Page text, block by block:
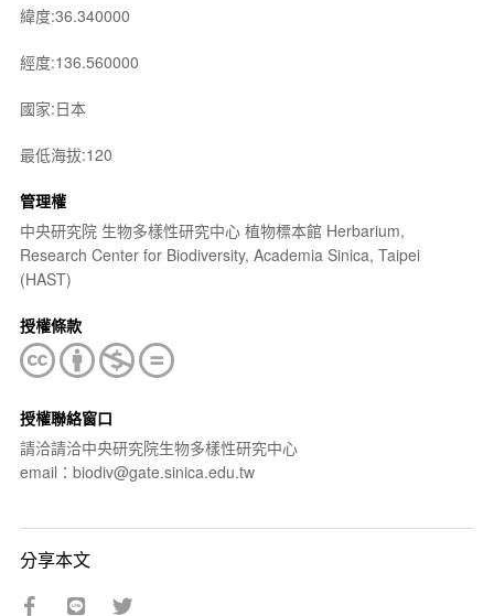
緯度:36.340000
經度:136.560000
國家:日本
最低海拔:120
管理權
中央研究院 生物多樣性研究中心 植物標本館 Herbarium,
Research Center for Biodiversity, Academia Sinica, Taipei
(HAST)
授權條款
授權聯絡窗口
請洽請洽中央研究院生物多樣性研究中心
email：biodiv@gate.sinica.edu.tw
分享本文